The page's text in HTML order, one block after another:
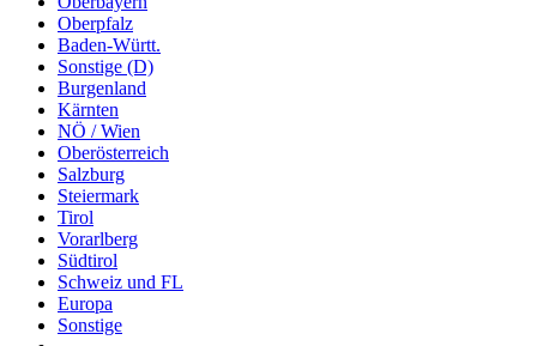
Oberpfalz
Baden-Württ.
Sonstige (D)
Burgenland
Kärnten
NÖ / Wien
Oberösterreich
Salzburg
Steiermark
Tirol
Vorarlberg
Südtirol
Schweiz und FL
Europa
Sonstige